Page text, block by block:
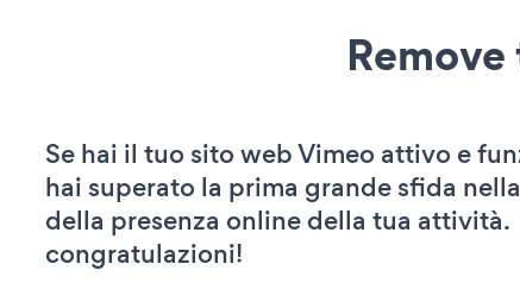
Se hai il tuo sito web Vimeo attivo e
hai superato la prima grande sfida
della presenza online della tua attività.
congratulazioni!